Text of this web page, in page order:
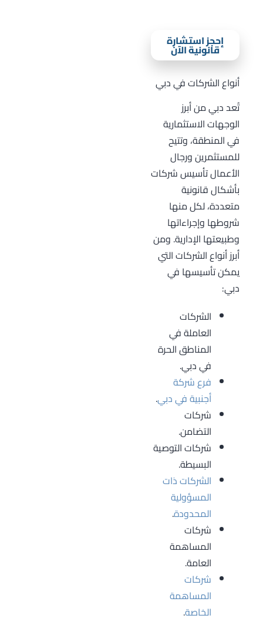
إحجز استشارة
قانونية الآن
أنواع الشركات في دبي
تُعد دبي من أبرز
الوجهات الاستثمارية
في المنطقة، وتتيح
للمستثمرين ورجال
الأعمال تأسيس شركات
بأشكال قانونية
متعددة، لكل منها
شروطها وإجراءاتها
وطبيعتها الإدارية. ومن
أبرز أنواع الشركات التي
يمكن تأسيسها في
دبي:
الشركات
العاملة في
المناطق الحرة
في دبي.
فرع شركة
أجنبية في دبي.
شركات
التضامن.
شركات التوصية
البسيطة.
الشركات ذات
المسؤولية
المحدودة.
شركات
المساهمة
العامة.
شركات
المساهمة
الخاصة.